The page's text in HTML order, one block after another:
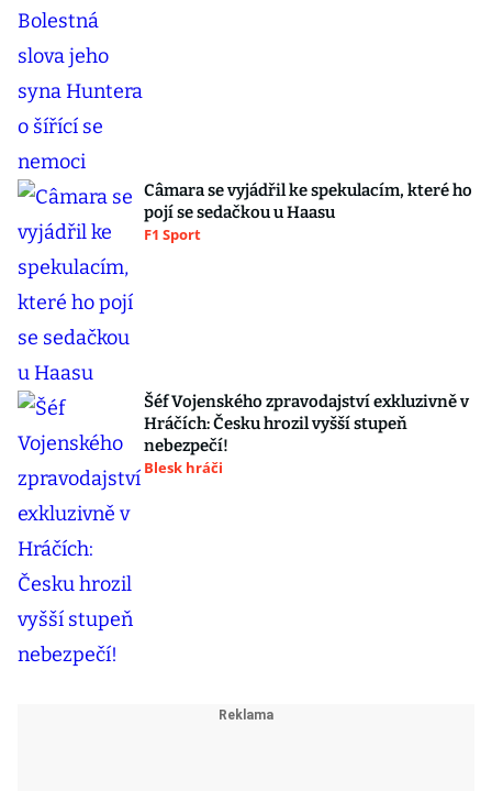
Câmara se vyjádřil ke spekulacím, které ho
pojí se sedačkou u Haasu
F1 Sport
Šéf Vojenského zpravodajství exkluzivně v
Hráčích: Česku hrozil vyšší stupeň
nebezpečí!
Blesk hráči